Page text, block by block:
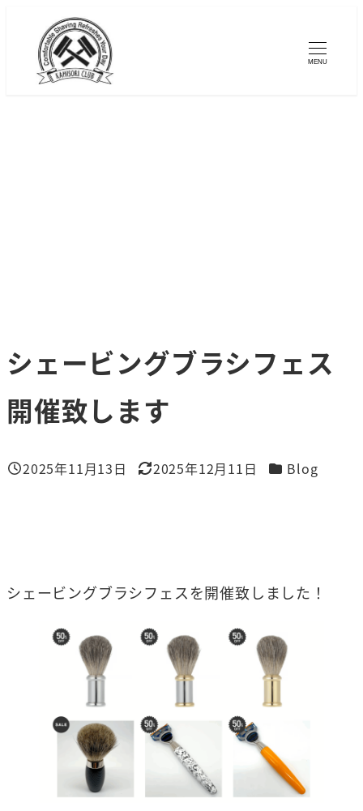
MENU
シェービングブラシフェス
開催致します
投稿日
2025年11月13日
更新日
2025年12月11日 カテゴリー
Blog
シェービングブラシフェスを開催致しました！